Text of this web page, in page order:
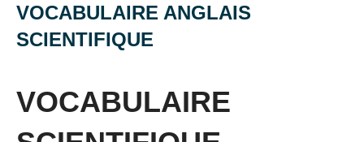
VOCABULAIRE ANGLAIS
SCIENTIFIQUE
30
VOCABULAIRE